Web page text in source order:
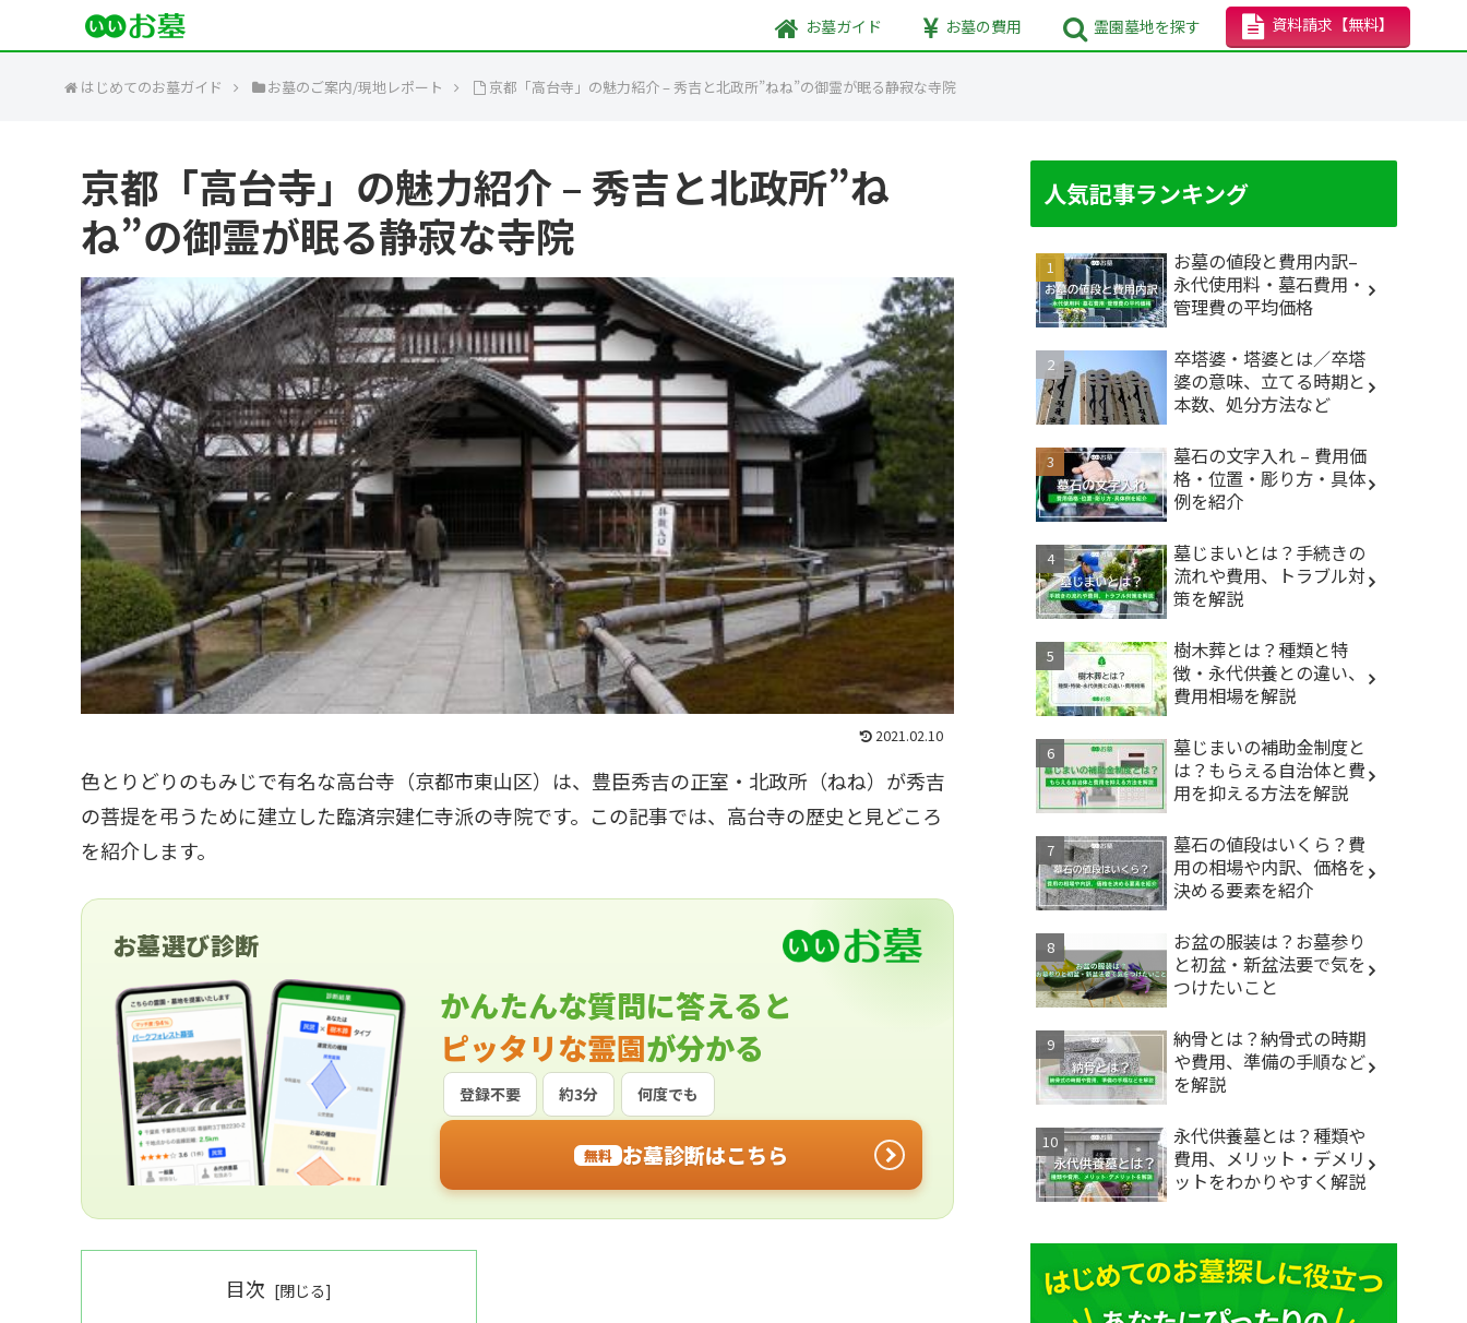
お墓ガイド お墓の費用 霊園墓地を探す 資料請求 【無料】
はじめてのお墓ガイド お墓のご案内/現地レポート 京都「高台寺」の魅力紹介 – 秀吉と北政所”ねね”の御霊が眠る静寂な寺院
京都「高台寺」の魅力紹介 – 秀吉と北政所”ね
ね”の御霊が眠る静寂な寺院
2021.02.10
色とりどりのもみじで有名な高台寺（京都市東山区）は、豊臣秀吉の正室・北政所（ねね）が秀吉
の菩提を弔うために建立した臨済宗建仁寺派の寺院です。この記事では、高台寺の歴史と見どころ
を紹介します。
お墓選び診断
かんたんな質問に答えると
ピッタリな霊園が分かる
登録不要 約3分 何度でも
無料 お墓診断はこちら
目次
人気記事ランキング
お墓の値段と費用内訳–
永代使用料・墓石費用・
管理費の平均価格
卒塔婆・塔婆とは／卒塔
婆の意味、立てる時期と
本数、処分方法など
墓石の文字入れ – 費用価
格・位置・彫り方・具体
例を紹介
墓じまいとは？手続きの
流れや費用、トラブル対
策を解説
樹木葬とは？種類と特
徴・永代供養との違い、
費用相場を解説
墓じまいの補助金制度と
は？もらえる自治体と費
用を抑える方法を解説
墓石の値段はいくら？費
用の相場や内訳、価格を
決める要素を紹介
お盆の服装は？お墓参り
と初盆・新盆法要で気を
つけたいこと
納骨とは？納骨式の時期
や費用、準備の手順など
を解説
永代供養墓とは？種類や
費用、メリット・デメリ
ットをわかりやすく解説